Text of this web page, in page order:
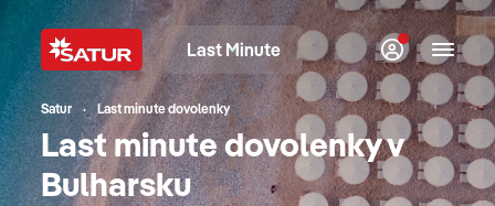
Last Minute
Satur Last minute dovolenky
Last minute dovolenky v
Bulharsku